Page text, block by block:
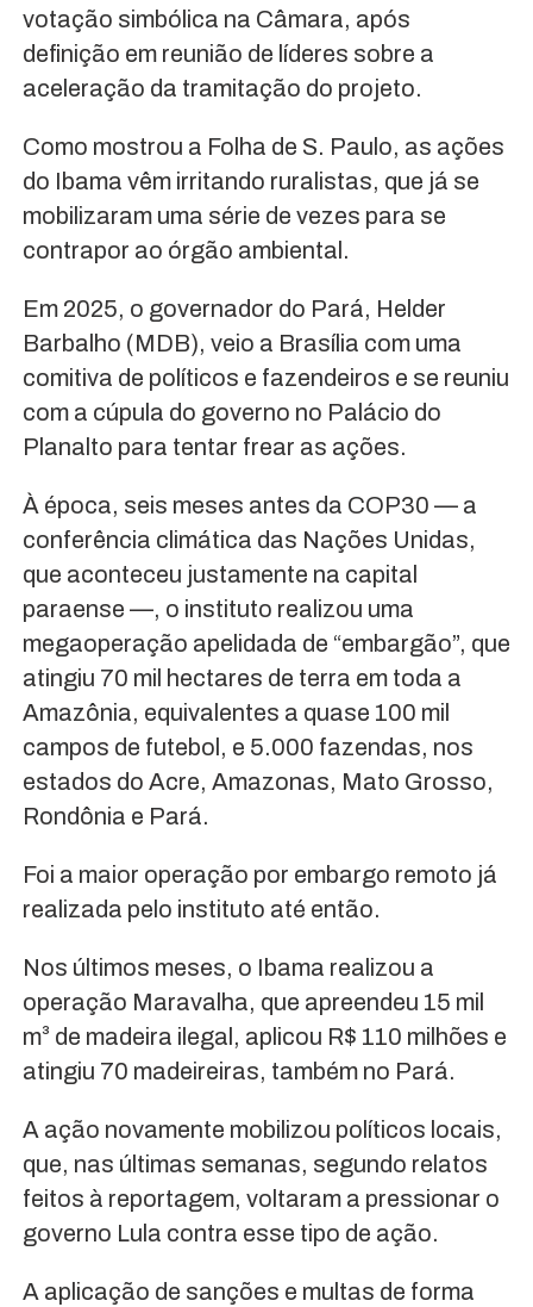
votação simbólica na Câmara, após
definição em reunião de líderes sobre a
aceleração da tramitação do projeto.
Como mostrou a Folha de S. Paulo, as ações
do Ibama vêm irritando ruralistas, que já se
mobilizaram uma série de vezes para se
contrapor ao órgão ambiental.
Em 2025, o governador do Pará, Helder
Barbalho (MDB), veio a Brasília com uma
comitiva de políticos e fazendeiros e se reuniu
com a cúpula do governo no Palácio do
Planalto para tentar frear as ações.
À época, seis meses antes da COP30 — a
conferência climática das Nações Unidas,
que aconteceu justamente na capital
paraense —, o instituto realizou uma
megaoperação apelidada de “embargão”, que
atingiu 70 mil hectares de terra em toda a
Amazônia, equivalentes a quase 100 mil
campos de futebol, e 5.000 fazendas, nos
estados do Acre, Amazonas, Mato Grosso,
Rondônia e Pará.
Foi a maior operação por embargo remoto já
realizada pelo instituto até então.
Nos últimos meses, o Ibama realizou a
operação Maravalha, que apreendeu 15 mil
m³ de madeira ilegal, aplicou R$ 110 milhões e
atingiu 70 madeireiras, também no Pará.
A ação novamente mobilizou políticos locais,
que, nas últimas semanas, segundo relatos
feitos à reportagem, voltaram a pressionar o
governo Lula contra esse tipo de ação.
A aplicação de sanções e multas de forma